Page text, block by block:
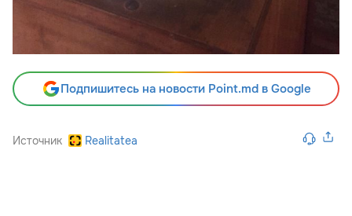
Подпишитесь на новости Point.md в Google
Источник Realitatea